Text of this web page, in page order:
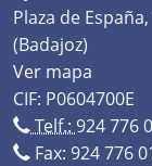
Plaza de
(Badajoz)
Ver mapa
CIF: P0604700E
Telf.: 924 776
Fax: 924 776